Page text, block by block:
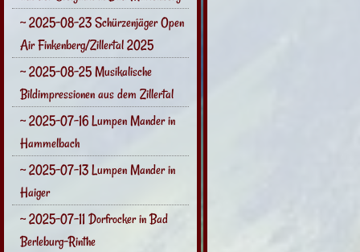
~ 2025-08-23 Schürzenjäger Open
Air Finkenberg/Zillertal 2025
~ 2025-08-25 Musikalische
Bildimpressionen aus dem Zillertal
~ 2025-07-16 Lumpen Mander in
Hammelbach
~ 2025-07-13 Lumpen Mander in
Haiger
~ 2025-07-11 Dorfrocker in Bad
Berleburg-Rinthe